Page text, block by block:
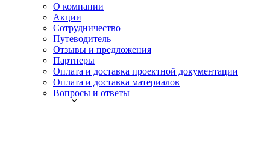
О компании
Акции
Сотрудничество
Путеводитель
Отзывы и предложения
Партнеры
Оплата и доставка проектной документации
Оплата и доставка материалов
Вопросы и ответы